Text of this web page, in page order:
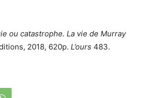
ou catastrophe. La vie de Murray
2018, 620p. L’ours 483.